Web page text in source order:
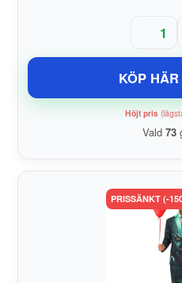
1
KÖP
Höjt pris
Vald 73
PRISSÄNKT (-